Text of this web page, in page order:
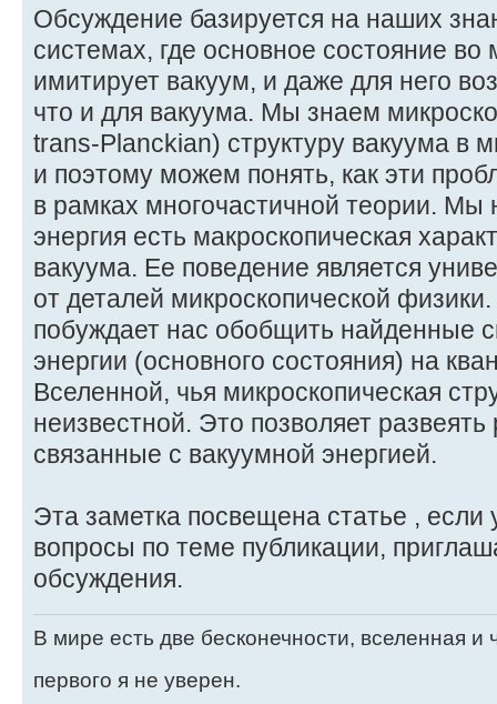
Обсуждение базируется на наших
системах, где основное состояние
имитирует вакуум, и даже для него
что и для вакуума. Мы знаем
trans-Planckian) структуру вакуума в
и поэтому можем понять, как эти
в рамках многочастичной теории. Мы
энергия есть макроскопическая
вакуума. Ее поведение является
от деталей микроскопической
побуждает нас обобщить найденные
энергии (основного состояния) на
Вселенной, чья микроскопическая
неизвестной. Это позволяет
связанные с вакуумной энергией.
Эта заметка посвещена статье , если
вопроcы по теме публикации,
обсуждения.
В мире есть две бесконечности, вселенная и
первого я не уверен.